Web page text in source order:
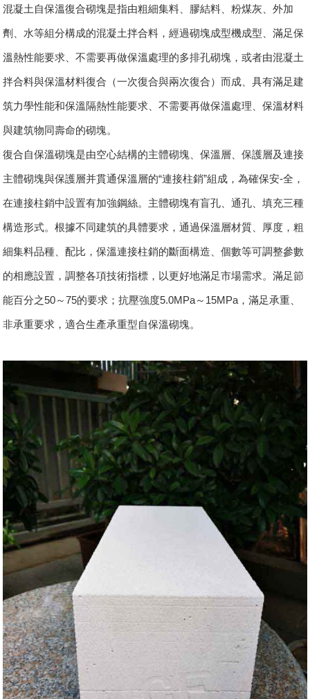
混凝土自保溫復合砌塊是指由粗細集料、膠結料、粉煤灰、外加
劑、水等組分構成的混凝土拌合料，經過砌塊成型機成型、滿足保
溫熱性能要求、不需要再做保溫處理的多排孔砌塊，或者由混凝土
拌合料與保溫材料復合（一次復合與兩次復合）而成、具有滿足建
筑力學性能和保溫隔熱性能要求、不需要再做保溫處理、保溫材料
與建筑物同壽命的砌塊。
復合自保溫砌塊是由空心結構的主體砌塊、保溫層、保護層及連接
主體砌塊與保護層并貫通保溫層的“連接柱銷”組成，為確保安-全，
在連接柱銷中設置有加強鋼絲。主體砌塊有盲孔、通孔、填充三種
構造形式。根據不同建筑的具體要求，通過保溫層材質、厚度，粗
細集料品種、配比，保溫連接柱銷的斷面構造、個數等可調整參數
的相應設置，調整各項技術指標，以更好地滿足市場需求。滿足節
能百分之50～75的要求；抗壓強度5.0MPa～15MPa，滿足承重、
非承重要求，適合生產承重型自保溫砌塊。